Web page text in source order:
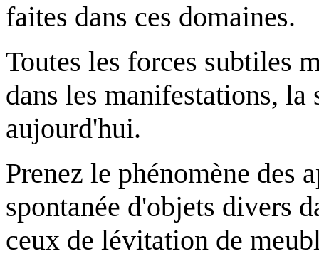
faites dans ces domaines.
Toutes les forces subtiles
dans les manifestations, la
aujourd'hui.
Prenez le phénomène des
spontanée d'objets divers
ceux de lévitation de